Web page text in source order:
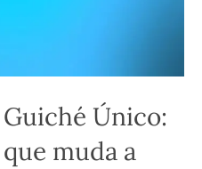
Único:
muda a